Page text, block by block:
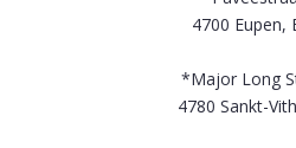
4700 Eupen,
*Major Long
4780 Sankt-